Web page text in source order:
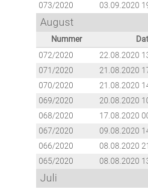
073/2020
03.09.2020
August
Nummer
072/2020
22.08.2020
071/2020
21.08.2020
070/2020
21.08.2020
069/2020
20.08.2020
068/2020
17.08.2020
067/2020
09.08.2020
066/2020
08.08.2020
065/2020
08.08.2020
Juli